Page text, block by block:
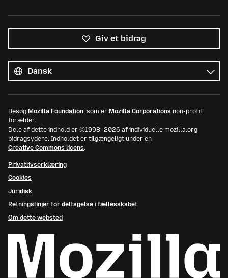
Giv et bidrag
sprog
Sprog
Besøg Mozilla Foundation, som er Mozilla Corporations non-profit
forælder.
Dele af dette indhold er ©1998–2026 af individuelle mozilla.org-
bidragsydere. Indholdet er tilgængeligt under en
Creative Commons licens.
Privatlivserklæring
Cookies
Juridisk
Retningslinjer for deltagelse i fællesskabet
Om dette websted